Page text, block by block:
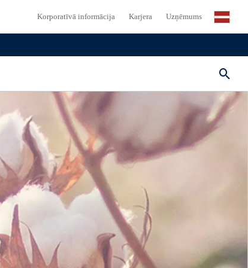
Korporatīvā informācija Karjera Uzņēmums